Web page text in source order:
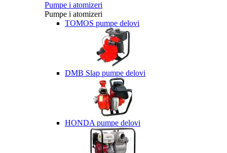
Pumpe i atomizeri
Pumpe i atomizeri
TOMOS pumpe delovi
DMB Slap pumpe delovi
HONDA pumpe delovi